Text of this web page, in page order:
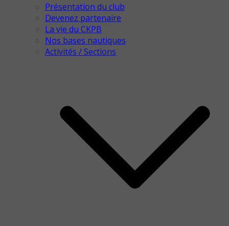
Présentation du club
Devenez partenaire
La vie du CKPB
Nos bases nautiques
Activités / Sections